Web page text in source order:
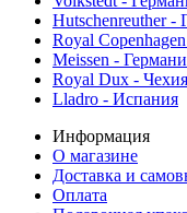
Hutschenreuther -
Royal
Meissen -
Royal Dux - Чехия
Lladro - Испания
Информация
О магазине
Доставка и
Оплата